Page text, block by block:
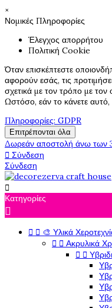
×
Νομικές Πληροφορίες
Έλεγχος απορρήτου
Πολιτική Cookie
Όταν επισκέπτεστε
αφορούν εσάς, τις
σχετικά με τον τρόπο με
Ωστόσο, εάν το κάνετε αυτό,
Πληροφορίες: GDPR
Επιτρέπονται όλα
Δωρεάν αποστολή άνω των
 Σύνδεση
Σύνδεση

Κατηγορίες

  🎨 Υλικά
  Ακρυλικά
 